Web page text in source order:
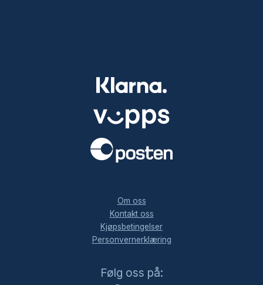
Om oss
Kontakt oss
Kjøpsbetingelser
Personvernerklæring
Følg oss på:
Facebook
Instagram
LinkedIn